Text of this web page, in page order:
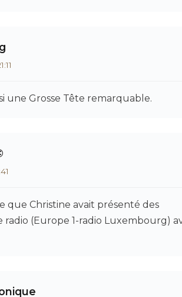
une Grosse Tête remarquable.
que Christine avait présenté des
radio (Europe 1-radio Luxembourg)